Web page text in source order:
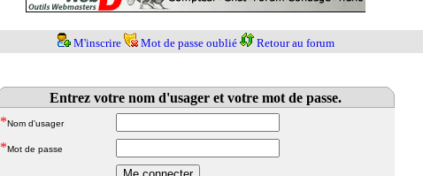
M'inscrire Mot de passe oublié Retour au forum
Entrez votre nom d'usager et votre mot de passe.
*Nom d'usager
*Mot de passe